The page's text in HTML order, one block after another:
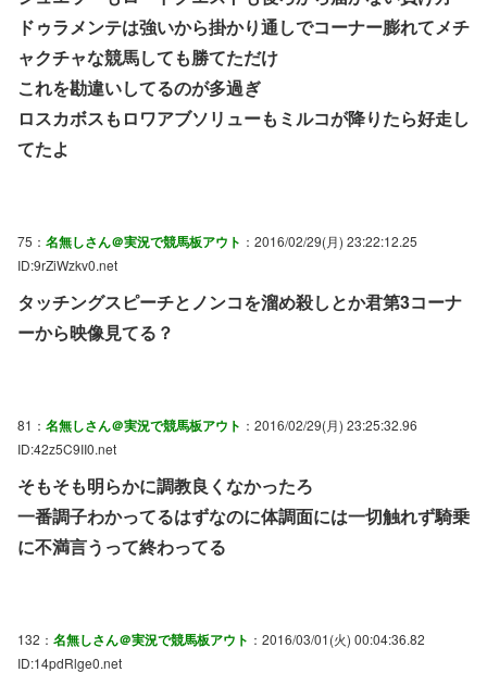
ドゥラメンテは強いから掛かり通しでコーナー膨れてメチ
ャクチャな競馬しても勝てただけ
これを勘違いしてるのが多過ぎ
ロスカボスもロワアブソリューもミルコが降りたら好走し
てたよ
75： 名無しさん＠実況で競馬板アウト ：2016/02/29(月) 23:22:12.25
ID:9rZiWzkv0.net
タッチングスピーチとノンコを溜め殺しとか君第3コーナ
ーから映像見てる？
81： 名無しさん＠実況で競馬板アウト ：2016/02/29(月) 23:25:32.96
ID:42z5C9II0.net
そもそも明らかに調教良くなかったろ
一番調子わかってるはずなのに体調面には一切触れず騎乗
に不満言うって終わってる
132： 名無しさん＠実況で競馬板アウト ：2016/03/01(火) 00:04:36.82
ID:14pdRlge0.net